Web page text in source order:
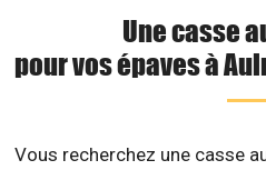
Une casse
pour vos épaves à
Vous recherchez une casse